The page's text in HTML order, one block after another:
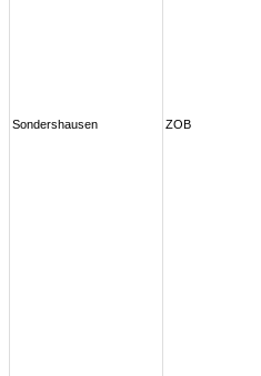
Sondershausen ZOB